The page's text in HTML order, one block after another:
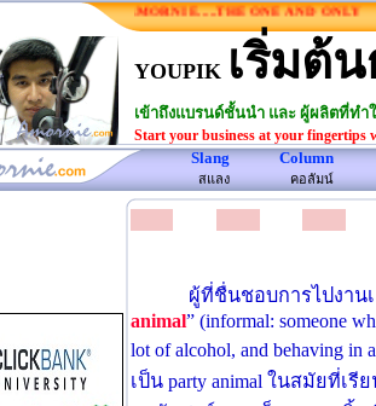
AMORNIE.....THE ONE AND ONLY อามอ
YOUPIK เริ่มต้
เข้าถึงแบรนด์ชั้นนำ และ ผู้ผลิตที่ท
Start your business at your fingertips
Slang Column
สแลง คอลัมน์
ผู้ที่ชื่นชอบการไปงาน
animal” (informal: someone
lot of alcohol, and behaving
เป็น party animal ในสมัยที่เ